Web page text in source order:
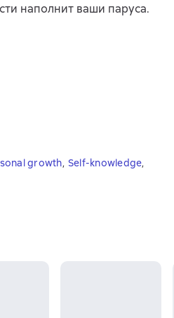
наполнит ваши паруса.
growth, Self-knowledge,